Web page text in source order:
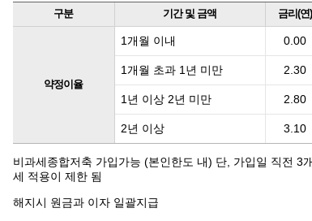
구분 기간 및 금액 금리(연)
약정이율
1개월 이내
0.00
1개월 초과 1년 미만 2.30
1년 이상 2년 미만 2.80
2년 이상 3.10
비과세종합저축 가입가능 (본인한도 내) 단, 가입일 직전 3
세 적용이 제한 됨
해지시 원금과 이자 일괄지급